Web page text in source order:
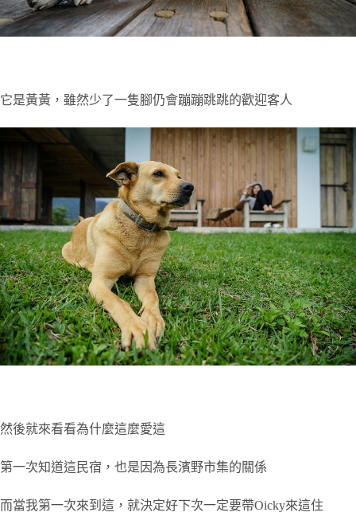
它是黃黃，雖然少了一隻腳仍會蹦蹦跳跳的歡迎客人
然後就來看看為什麼這麼愛這
第一次知道這民宿，也是因為長濱野市集的關係
而當我第一次來到這，就決定好下次一定要帶Oicky來這住